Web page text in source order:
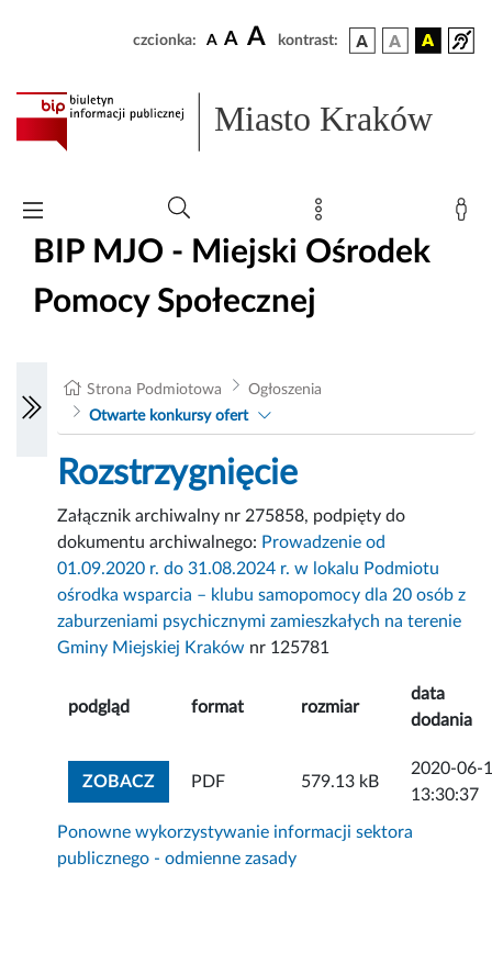
czcionka: A A A kontrast:
Miasto Kraków
BIP MJO - Miejski Ośrodek
Pomocy Społecznej
Strona Podmiotowa
Ogłoszenia
Otwarte konkursy ofert
Rozstrzygnięcie
Załącznik archiwalny nr 275858, podpięty do
dokumentu archiwalnego: Prowadzenie od
01.09.2020 r. do 31.08.2024 r. w lokalu Podmiotu
ośrodka wsparcia – klubu samopomocy dla 20 osób z
zaburzeniami psychicznymi zamieszkałych na terenie
Gminy Miejskiej Kraków nr 125781
podgląd format rozmiar
data
dodania
ZOBACZZOBACZ ZAŁĄCZNIK
PDF 579.13 kB
2020-06-
13:30:37
Ponowne wykorzystywanie informacji sektora
publicznego - odmienne zasady